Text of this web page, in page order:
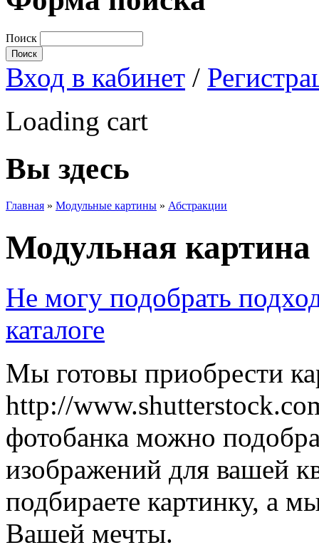
Поиск
Вход в кабинет /
Loading cart
Вы здесь
Главная » Модульные картины » Абстракции
Модульная картина
Не могу подобрать
каталоге
Мы готовы приобрести
http://
фотобанка можно
изображений для вашей
подбираете картинку, а
Вашей мечты.